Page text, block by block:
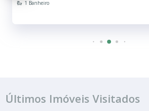
1 Banheiro
Últimos Imóveis Visitados